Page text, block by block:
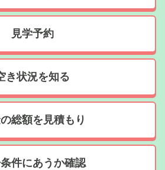
見学予約
き状況を知る
総額を見積もり
件にあうか確認